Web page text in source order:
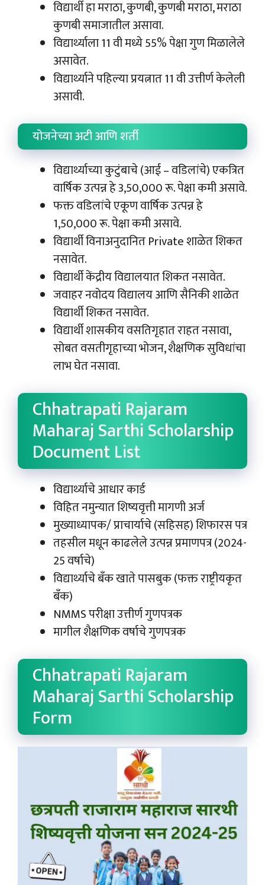
विद्यार्थी हा मराठा, कुणबी, कुणबी मराठा, मराठा
कुणबी समाजातील असावा.
विद्यार्थ्याला 11 वी मध्ये 55% पेक्षा गुण मिळालेले
असावेत.
विद्यार्थ्याने पहिल्या प्रयत्नात 11 वी उत्तीर्ण केलेली
असावी.
योजनेच्या अटी आणि शर्ती
विद्यार्थ्याच्या कुटुंबाचे (आई – वडिलांचे) एकत्रित
वार्षिक उत्पन्न हे 3,50,000 रू. पेक्षा कमी असावे.
फक्त वडिलांचे एकूण वार्षिक उत्पन्न हे
1,50,000 रू. पेक्षा कमी असावे.
विद्यार्थी विनाअनुदानित Private शाळेत शिकत
नसावेत.
विद्यार्थी केंद्रीय विद्यालयात शिकत नसावेत.
जवाहर नवोदय विद्यालय आणि सैनिकी शाळेत
विद्यार्थी शिकत नसावेत.
विद्यार्थी शासकीय वसतिगृहात राहत नसावा,
सोबत वसतीगृहाच्या भोजन, शैक्षणिक सुविधांचा
लाभ घेत नसावा.
Chhatrapati Rajaram
Maharaj Sarthi Scholarship
Document List
विद्यार्थ्याचे आधार कार्ड
विहित नमुन्यात शिष्यवृत्ती मागणी अर्ज
मुख्याध्यापक/ प्राचार्याचे (सहिसह) शिफारस पत्र
तहसील मधून काढलेले उत्पन्न प्रमाणपत्र (2024-
25 वर्षाचे)
विद्यार्थ्याचे बँक खाते पासबुक (फक्त राष्ट्रीयकृत
बँक)
NMMS परीक्षा उत्तीर्ण गुणपत्रक
मागील शैक्षणिक वर्षाचे गुणपत्रक
Chhatrapati Rajaram
Maharaj Sarthi Scholarship
Form